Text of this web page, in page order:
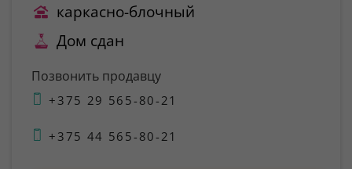
каркасно-блочный
Дом сдан
Позвонить продавцу
+375 29 565-80-21
+375 44 565-80-21